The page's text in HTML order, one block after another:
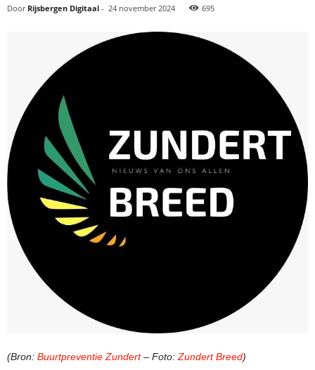
Door Rijsbergen Digitaal - 24 november 2024 695
(Bron: Buurtpreventie Zundert– Foto: Zundert Breed)